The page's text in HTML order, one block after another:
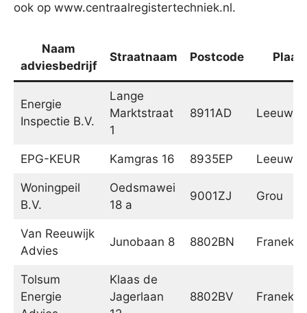
ook op www.centraalregistertechniek.nl.
Naam
adviesbedrijf
Straatnaam Postcode
Energie
Inspectie B.V.
Lange
Marktstraat
1
8911AD
EPG-KEUR Kamgras 16 8935EP
Woningpeil
B.V.
Oedsmawei
18 a
9001ZJ Grou
Van Reeuwijk
Advies
Junobaan 8 8802BN Franeker
Tolsum
Energie
Klaas de
Jagerlaan
8802BV Franeker